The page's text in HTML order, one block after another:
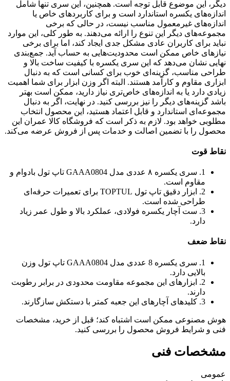
دیگر، این موضوع قابل توجه است. همچنین، این سری تنها شامل
اندازه‌های یکسره استاندارد است و برای کاربردهای خاص یا
اندازه‌های غیرمعمول مناسب نیست، در حالی که برخی
مجموعه‌های دیگر این تنوع را ارائه می‌دهند. به طور کلی، این موارد
نباید برای کاربران عادی مشکل جدی ایجاد کند، اما برای برخی
نیازهای خاص ممکن است محدودیت‌هایی به حساب آید. جمع‌بندی
نهایی نشان می‌دهد که این سری یکسره با کیفیت ساخت بالا و
طراحی مناسب، گزینه‌ای خوب برای کسانی است که به دنبال
ابزاری مقاوم و کارآمد هستند. البته اگر وزن ابزار برای شما اهمیت
زیادی دارد یا به اندازه‌های خاص‌تری نیاز دارید، ممکن است بهتر
باشد گزینه‌های دیگر را نیز بررسی کنید. در نهایت، اگر به دنبال
مجموعه‌ای استاندارد و قابل اعتماد هستید، این محصول انتخاب
مطلوبی خواهد بود. لازم به ذکر است که فروشگاه کالا عمران این
محصول را با تضمین اصالت و خدمات پس از فروش عرضه می‌کند.
نقاط قوت
1. سری یکسره ۸ عددی مدل GAAA0804 تاپ تول بادوام و
مقاوم است.
2. ابزار دقیق تاپ تول TOPTUL برای تعمیرات حرفه‌ای
طراحی شده است.
3. ست آچار یکسره فولادی، عملکرد بالا و طول عمر زیاد
دارد.
نقاط ضعف
1. سری یکسره 8 عددی مدل GAAA0804 تاپ تول وزن
بالایی دارد.
2. ابزارهای این مجموعه مقاومت محدودی در برابر رطوبت
دارند.
3. کلیدهای آچارهای این جعبه کمتر با دستکش سازگارند.
هوش مصنوعی ممکن است اشتباه کند؛ قبل از خرید، مشخصات
فنی و شرایط فروش محصول را بررسی کنید.
مشخصات فنی
عمومی